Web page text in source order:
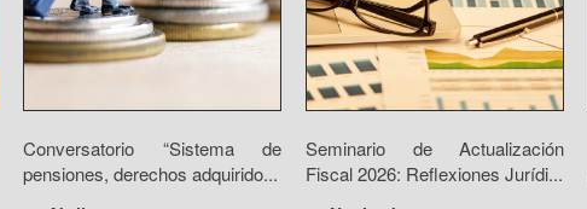
Conversatorio “Sistema de
pensiones, derechos adquirido...
Seminario de Actualización
Fiscal 2026: Reflexiones Jurídi...